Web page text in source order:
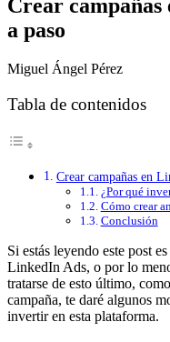
Crear campañas
a paso
Miguel Ángel Pérez
Tabla de contenidos
Crear campañas en
¿Por qué
Cómo crear
Conclusión
Si estás leyendo este post
LinkedIn Ads, o por lo
tratarse de esto último,
campaña, te daré algunos
invertir en esta plataforma.